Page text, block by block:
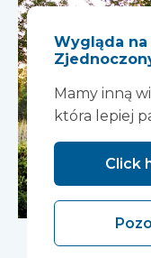
Wygląda na
Mamy inną
która lepiej
Click